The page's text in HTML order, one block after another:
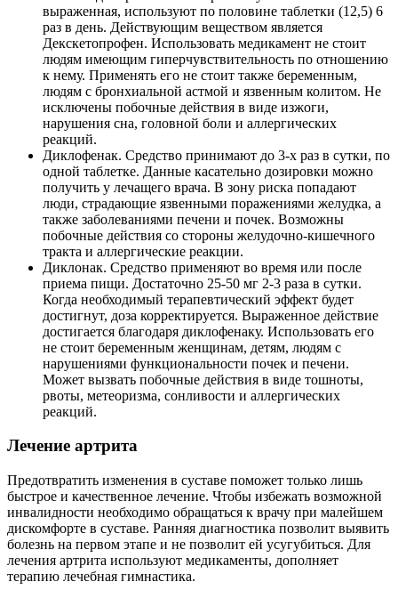
выраженная, используют по половине таблетки (12,5) 6
раз в день. Действующим веществом является
Декскетопрофен. Использовать медикамент не стоит
людям имеющим гиперчувствительность по отношению
к нему. Применять его не стоит также беременным,
людям с бронхиальной астмой и язвенным колитом. Не
исключены побочные действия в виде изжоги,
нарушения сна, головной боли и аллергических
реакций.
Диклофенак. Средство принимают до 3-х раз в сутки, по
одной таблетке. Данные касательно дозировки можно
получить у лечащего врача. В зону риска попадают
люди, страдающие язвенными поражениями желудка, а
также заболеваниями печени и почек. Возможны
побочные действия со стороны желудочно-кишечного
тракта и аллергические реакции.
Диклонак. Средство применяют во время или после
приема пищи. Достаточно 25-50 мг 2-3 раза в сутки.
Когда необходимый терапевтический эффект будет
достигнут, доза корректируется. Выраженное действие
достигается благодаря диклофенаку. Использовать его
не стоит беременным женщинам, детям, людям с
нарушениями функциональности почек и печени.
Может вызвать побочные действия в виде тошноты,
рвоты, метеоризма, сонливости и аллергических
реакций.
Лечение артрита
Предотвратить изменения в суставе поможет только лишь
быстрое и качественное лечение. Чтобы избежать возможной
инвалидности необходимо обращаться к врачу при малейшем
дискомфорте в суставе. Ранняя диагностика позволит выявить
болезнь на первом этапе и не позволит ей усугубиться. Для
лечения артрита используют медикаменты, дополняет
терапию лечебная гимнастика.